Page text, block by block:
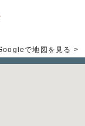
で地図を見る >